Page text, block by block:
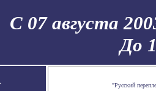
С 07 августа
До
"Русский